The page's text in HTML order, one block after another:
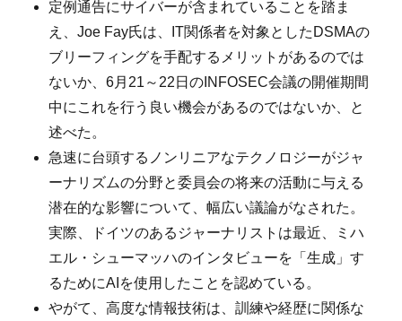
定例通告にサイバーが含まれていることを踏ま
え、Joe Fay氏は、IT関係者を対象としたDSMAの
ブリーフィングを手配するメリットがあるのでは
ないか、6月21～22日のINFOSEC会議の開催期間
中にこれを行う良い機会があるのではないか、と
述べた。
急速に台頭するノンリニアなテクノロジーがジャ
ーナリズムの分野と委員会の将来の活動に与える
潜在的な影響について、幅広い議論がなされた。
実際、ドイツのあるジャーナリストは最近、ミハ
エル・シューマッハのインタビューを「生成」す
るためにAIを使用したことを認めている。
やがて、高度な情報技術は、訓練や経歴に関係な